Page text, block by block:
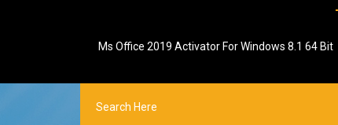
Ms Office 2019 Activator For Windows 8.1 64 Bit